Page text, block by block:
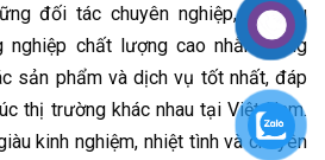
đối tác chuyên nghiệp, sở hữu
nghiệp chất lượng cao nhằm cung
sản phẩm và dịch vụ tốt nhất, đáp
thị trường khác nhau tại Việt Nam.
kinh nghiệm, nhiệt tình và chuyên